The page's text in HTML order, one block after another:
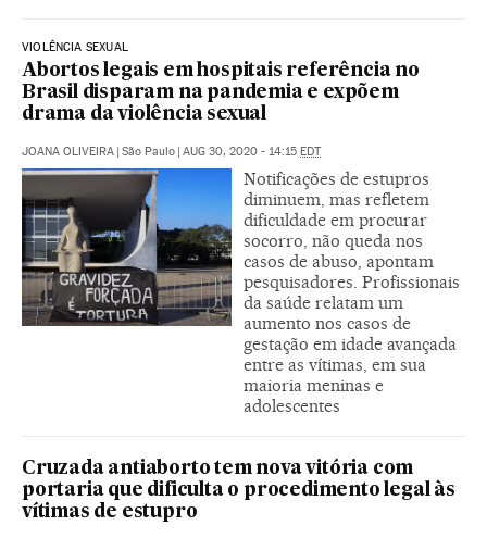
VIOLÊNCIA SEXUAL
Abortos legais em hospitais referência no
Brasil disparam na pandemia e expõem
drama da violência sexual
JOANA OLIVEIRA | São Paulo | AUG 30, 2020 - 14:15 EDT
Notificações de estupros
diminuem, mas refletem
dificuldade em procurar
socorro, não queda nos
casos de abuso, apontam
pesquisadores. Profissionais
da saúde relatam um
aumento nos casos de
gestação em idade avançada
entre as vítimas, em sua
maioria meninas e
adolescentes
Cruzada antiaborto tem nova vitória com
portaria que dificulta o procedimento legal às
vítimas de estupro